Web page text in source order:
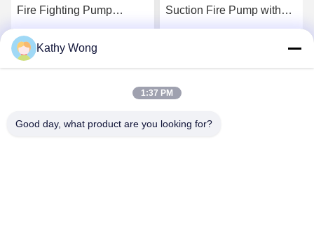
Fire Fighting Pump
Ductile Cast Iron Casing
and Techtop Motor for Fire
Extinguishing Equipment
Suction Fire Pump with
Ductile Cast iron Casing
Kathy Wong
1:37 PM
Good day, what product are you looking for?